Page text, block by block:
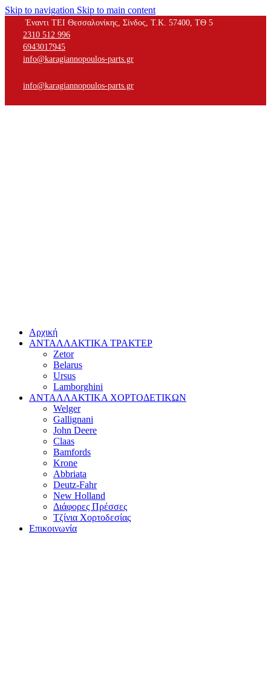
Skip to navigation Skip to main content
Έναντι ΤΕΙ Θεσσαλονίκης, Σίνδος, Τ.Κ. 57400, ΤΘ 5
2310 512 996
6943017945
info@karagiannopoulos-parts.gr
info@karagiannopoulos-parts.gr
Αρχική
ΑΝΤΑΛΛΑΚΤΙΚΑ ΤΡΑΚΤΕΡ
Zetor
Belarus
Ursus
Lamborghini
ΑΝΤΑΛΛΑΚΤΙΚΑ ΧΟΡΤΟΔΕΤΙΚΩΝ
Welger
Gallignani
John Deere
Claas
Bamfords
Krone
Abbriata
Deutz-Fahr
New Holland
Διάφορες Πρέσσες
Τζίνια Χορτοδεσίας
Επικοινωνία